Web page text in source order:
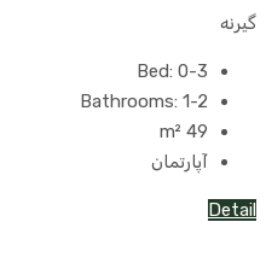
گیرنه
Bed: 0-3
Bathrooms: 1-2
49
m²
آپارتمان
Detail